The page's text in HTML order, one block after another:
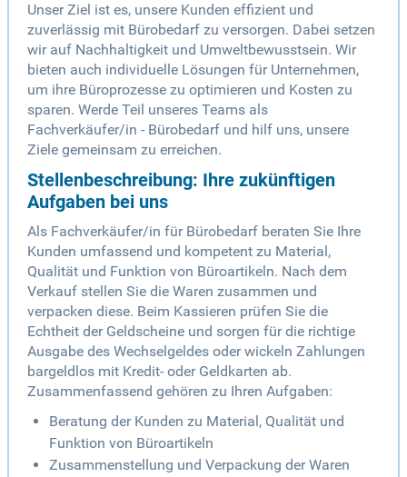
Unser Ziel ist es, unsere Kunden effizient und
zuverlässig mit Bürobedarf zu versorgen. Dabei setzen
wir auf Nachhaltigkeit und Umweltbewusstsein. Wir
bieten auch individuelle Lösungen für Unternehmen,
um ihre Büroprozesse zu optimieren und Kosten zu
sparen. Werde Teil unseres Teams als
Fachverkäufer/in - Bürobedarf und hilf uns, unsere
Ziele gemeinsam zu erreichen.
Stellenbeschreibung: Ihre zukünftigen
Aufgaben bei uns
Als Fachverkäufer/in für Bürobedarf beraten Sie Ihre
Kunden umfassend und kompetent zu Material,
Qualität und Funktion von Büroartikeln. Nach dem
Verkauf stellen Sie die Waren zusammen und
verpacken diese. Beim Kassieren prüfen Sie die
Echtheit der Geldscheine und sorgen für die richtige
Ausgabe des Wechselgeldes oder wickeln Zahlungen
bargeldlos mit Kredit- oder Geldkarten ab.
Zusammenfassend gehören zu Ihren Aufgaben:
Beratung der Kunden zu Material, Qualität und
Funktion von Büroartikeln
Zusammenstellung und Verpackung der Waren